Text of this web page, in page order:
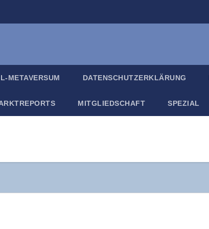
META­VER­SUM DATEN­SCHUTZ­ER­KLÄ­RUNG
MIT­GLIED­SCHAFT SPE­ZI­AL